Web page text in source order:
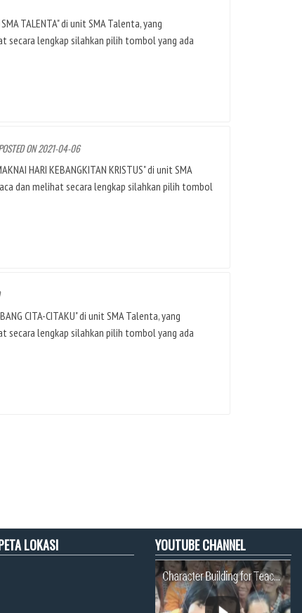
TALENTA" di unit SMA Talenta, yang
secara lengkap silahkan pilih tombol yang ada
ON 2021-04-06
HARI KEBANGKITAN KRISTUS" di unit SMA
dan melihat secara lengkap silahkan pilih tombol
CITA-CITAKU" di unit SMA Talenta, yang
secara lengkap silahkan pilih tombol yang ada
LOKASI YOUTUBE CHANNEL